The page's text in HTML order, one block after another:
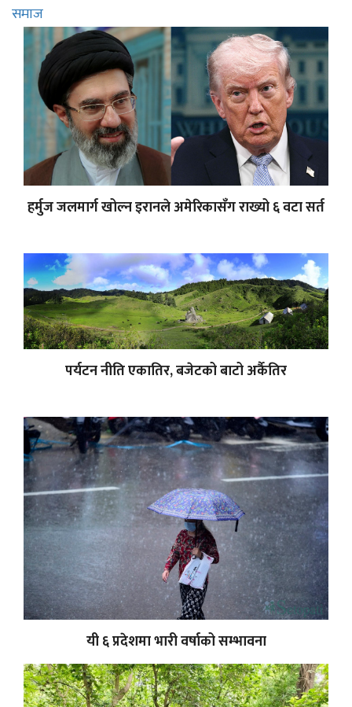
समाज
हर्मुज जलमार्ग खोल्न इरानले अमेरिकासँग राख्यो ६ वटा सर्त
पर्यटन नीति एकातिर, बजेटको बाटो अर्कैतिर
यी ६ प्रदेशमा भारी वर्षाको सम्भावना